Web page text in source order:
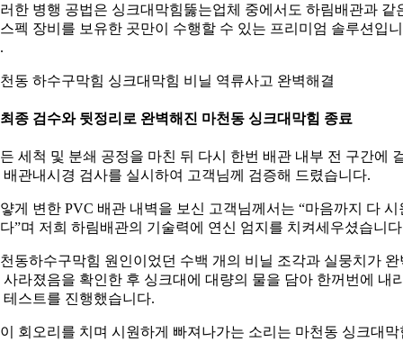
한 병행 공법은 싱크대막힘뚫는업체 중에서도 하림배관과 같
펙 장비를 보유한 곳만이 수행할 수 있는 프리미엄 솔루션입니
동 하수구막힘 싱크대막힘 비닐 역류사고 완벽해결
종 검수와 뒷정리로 완벽해진 마천동 싱크대막힘 종료
세척 및 분쇄 공정을 마친 뒤 다시 한번 배관 내부 전 구간에
배관내시경 검사를 실시하여 고객님께 검증해 드렸습니다.
게 변한 PVC 배관 내벽을 보신 고객님께서는 “마음까지 다 시
”며 저희 하림배관의 기술력에 연신 엄지를 치켜세우셨습니
동하수구막힘 원인이었던 수백 개의 비닐 조각과 실뭉치가 완
사라졌음을 확인한 후 싱크대에 대량의 물을 담아 한꺼번에 내
테스트를 진행했습니다.
회오리를 치며 시원하게 빠져나가는 소리는 마천동 싱크대막